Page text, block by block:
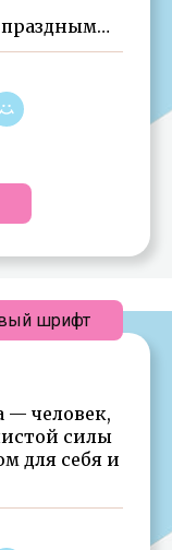
праздным…
— человек,
силы
для себя и
шрифт